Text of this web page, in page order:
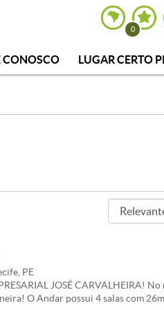
0
CONOSCO LUGAR CERTO
PE
JOSÉ CARVALHEIRA!
O Andar possui 4 salas com